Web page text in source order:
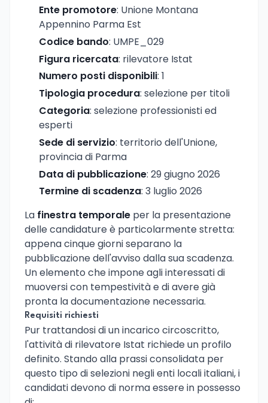
Ente promotore: Unione Montana
Appennino Parma Est
Codice bando: UMPE_029
Figura ricercata: rilevatore Istat
Numero posti disponibili: 1
Tipologia procedura: selezione per titoli
Categoria: selezione professionisti ed
esperti
Sede di servizio: territorio dell'Unione,
provincia di Parma
Data di pubblicazione: 29 giugno 2026
Termine di scadenza: 3 luglio 2026
La finestra temporale per la presentazione
delle candidature è particolarmente stretta:
appena cinque giorni separano la
pubblicazione dell'avviso dalla sua scadenza.
Un elemento che impone agli interessati di
muoversi con tempestività e di avere già
pronta la documentazione necessaria.
Requisiti richiesti
Pur trattandosi di un incarico circoscritto,
l'attività di rilevatore Istat richiede un profilo
definito. Stando alla prassi consolidata per
questo tipo di selezioni negli enti locali italiani, i
candidati devono di norma essere in possesso